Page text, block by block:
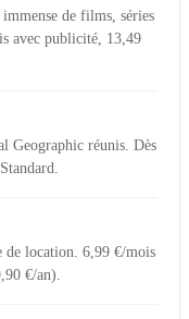
de films, séries
avec publicité, 13,49
Geographic réunis. Dès
de location. 6,99 €/mois
€/an).